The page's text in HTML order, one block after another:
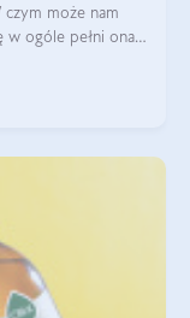
może nam
w ogóle pełni ona